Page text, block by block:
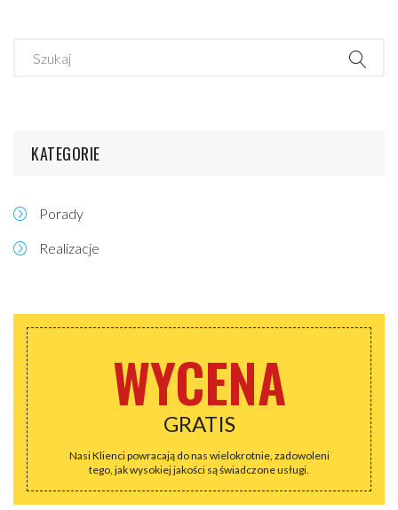
KATEGORIE
Porady
Realizacje
WYCENA
GRATIS
Nasi Klienci powracają do nas wielokrotnie, zadowoleni
tego, jak wysokiej jakości są świadczone usługi.